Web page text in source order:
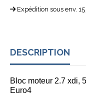
Expédition sous env.
DESCRIPTION
Bloc moteur 2.7 xdi,
Euro4